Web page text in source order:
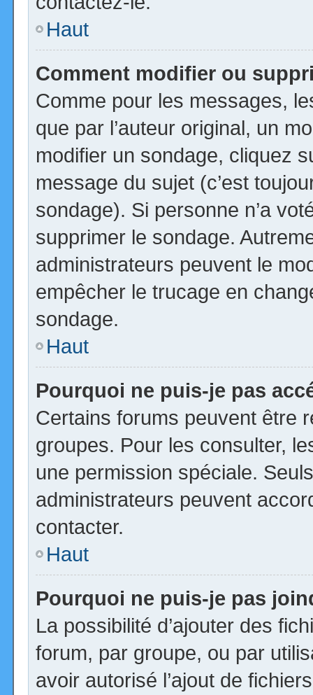
Haut
Comment modifier ou
Comme pour les messages,
que par l’auteur original, un
modifier un sondage, cliquez
message du sujet (c’est
sondage). Si personne n’a
supprimer le sondage.
administrateurs peuvent le
empêcher le trucage en
sondage.
Haut
Pourquoi ne puis-je pas
Certains forums peuvent être
groupes. Pour les consulter,
une permission spéciale.
administrateurs peuvent
contacter.
Haut
Pourquoi ne puis-je pas
La possibilité d’ajouter des
forum, par groupe, ou par
avoir autorisé l’ajout de